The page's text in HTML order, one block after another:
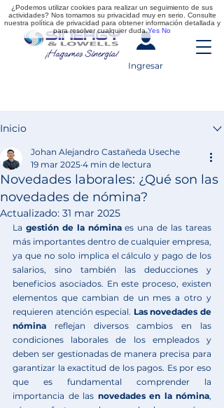
Ingresar
Inicio
Novedades laborales: ¿Qué son las
novedades de nómina?
Johan Alejandro Castañeda Useche
19 mar 2025 4 min de lectura
Actualizado: 31 mar 2025
La gestión de la nómina es una de las tareas
más importantes dentro de cualquier empresa,
ya que no solo implica el cálculo y pago de los
salarios, sino también las deducciones y
beneficios asociados. En este proceso, existen
elementos que cambian de un mes a otro y
requieren atención especial. Las novedades de
nómina reflejan diversos cambios en las
condiciones laborales de los empleados y
deben ser gestionadas de manera precisa para
garantizar la exactitud de los pagos. Es por eso
que es fundamental comprender la
importancia de las novedades en la nómina,
¿Podemos utilizar cookies para realizar un seguimiento de sus
actividades? Nos tomamos su privacidad muy en serio. Consulte
nuestra política de privacidad para obtener información detallada y
para resolver cualquier duda.Yes No